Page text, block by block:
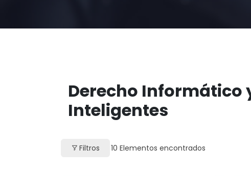
Derecho Informático
Inteligentes
Filtros 10 Elementos encontrados